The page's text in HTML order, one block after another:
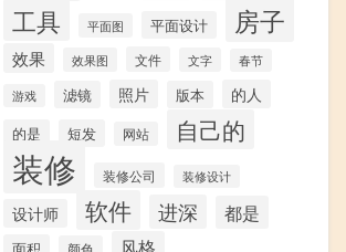
工具 平面图 平面设计 房子
效果 效果图 文件 文字 春节
游戏 滤镜 照片 版本 的人
的是 短发 网站 自己的
装修 装修公司 装修设计
设计师 软件 进深 都是
风格